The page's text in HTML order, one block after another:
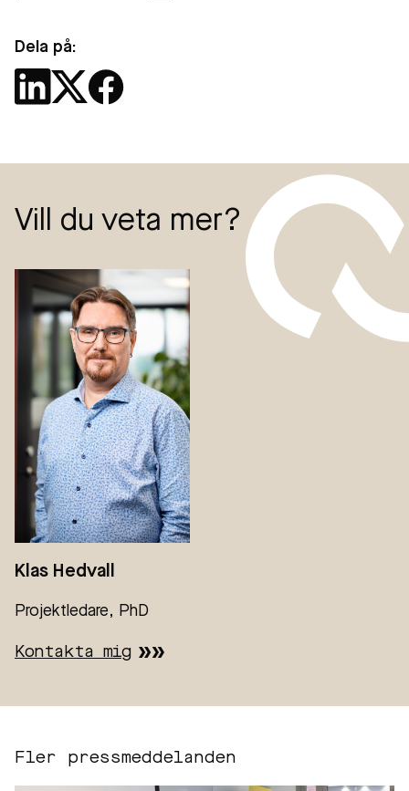
Dela på:
Vill du veta mer?
Klas Hedvall
Projektledare, PhD
Kontakta mig
Fler pressmeddelanden